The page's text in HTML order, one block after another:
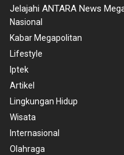
Jelajahi ANTARA News
Nasional
Kabar Megapolitan
Lifestyle
Iptek
Artikel
Lingkungan Hidup
Wisata
Internasional
Olahraga